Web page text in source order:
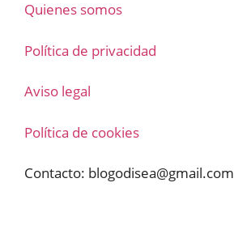
Quienes somos
Política de privacidad
Aviso legal
Política de cookies
Contacto: blogodisea@gmail.com